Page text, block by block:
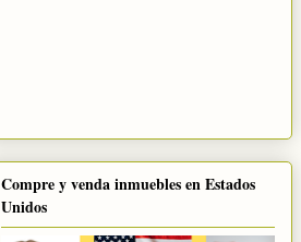
Compre y venda inmuebles en Estados
Unidos